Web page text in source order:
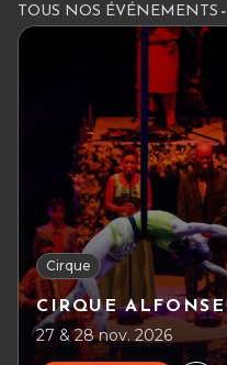
TOUS NOS ÉVÉNEMENTS
Cirque
CIRQUE ALFONSE
27 & 28 nov. 2026